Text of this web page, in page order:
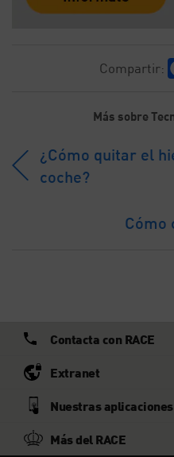
Compartir:
Más sobre
¿Cómo quitar el
coche?
Cómo
Contacta con RACE
Extranet
Nuestras aplicaciones
Más del RACE